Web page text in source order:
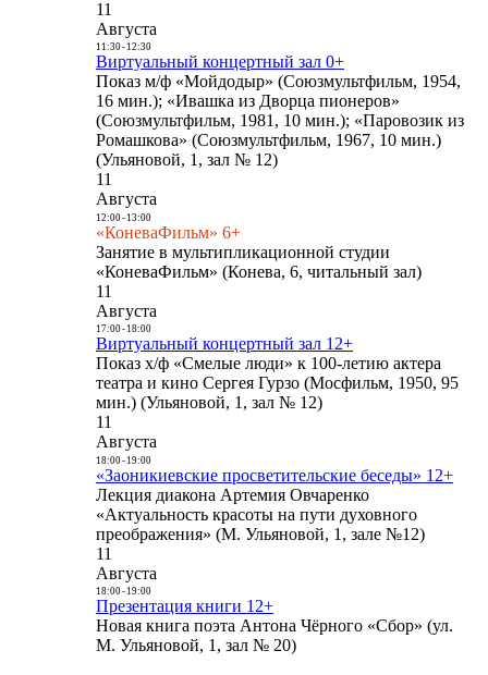
11
Августа
11:30- 12:30
Виртуальный концертный зал 0+
Показ м/ф «Мойдодыр» (Союзмультфильм, 1954,
16 мин.); «Ивашка из Дворца пионеров»
(Союзмультфильм, 1981, 10 мин.); «Паровозик из
Ромашкова» (Союзмультфильм, 1967, 10 мин.)
(Ульяновой, 1, зал № 12)
11
Августа
12:00- 13:00
«КоневаФильм» 6+
Занятие в мультипликационной студии
«КоневаФильм» (Конева, 6, читальный зал)
11
Августа
17:00- 18:00
Виртуальный концертный зал 12+
Показ х/ф «Смелые люди» к 100-летию актера
театра и кино Сергея Гурзо (Мосфильм, 1950, 95
мин.) (Ульяновой, 1, зал № 12)
11
Августа
18:00- 19:00
«Заоникиевские просветительские беседы» 12+
Лекция диакона Артемия Овчаренко
«Актуальность красоты на пути духовного
преображения» (М. Ульяновой, 1, зале №12)
11
Августа
18:00- 19:00
Презентация книги 12+
Новая книга поэта Антона Чёрного «Сбор» (ул.
М. Ульяновой, 1, зал № 20)